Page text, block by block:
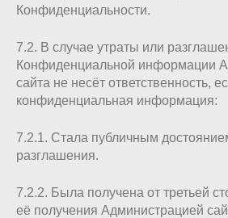
Конфиденциальности.
7.2. В случае утраты или
Конфиденциальной информации
сайта не несёт ответственность,
конфиденциальная информация:
7.2.1. Стала публичным
разглашения.
7.2.2. Была получена от третьей
её получения Администрацией